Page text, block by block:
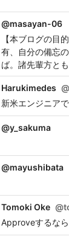
@masayan-06
【本ブログの目
有、自分の備忘
ば。諸先輩方と
Harukimedes @
新米エンジニア
@y_sakuma
@mayushibata
Tomoki Oke @
Approveするな